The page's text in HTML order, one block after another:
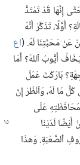
إِنَّهَا قَدْ تَمْتَدُّ
أَوَّلًا،‏ تَذَكَّرْ أَنَّهُ
عَنْ مَحَبَّتِنَا لَهُ.‏ (‏اع
أَيُّوبُ ٱللهَ؟‏ أَمَا
بَارَكْتَ عَمَلَ
مَا لَهُ،‏ وَٱنْظُرْ إِنْ
عَلَى
لَدَيْنَا
ٱلصَّعْبَةِ.‏ وَهذَا